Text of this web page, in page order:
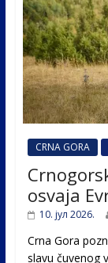
CRNA GORA
osvaja
10. јул 2026.
Crna Gora
slavu čuvenog